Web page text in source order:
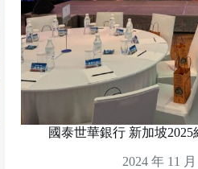
國泰世華銀行 新加坡
2024 年 11 月